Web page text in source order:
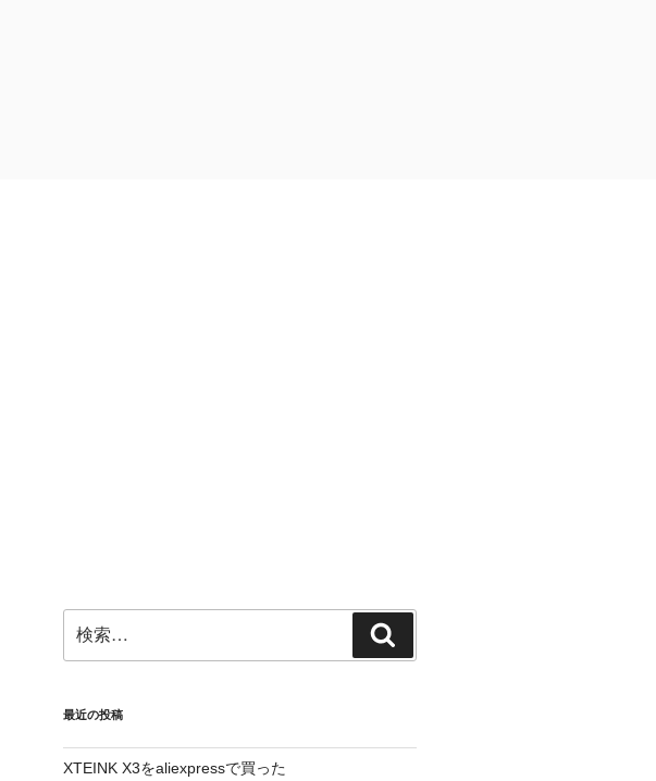
索:
索
最近の投稿
XTEINK X3をaliexpressで買った